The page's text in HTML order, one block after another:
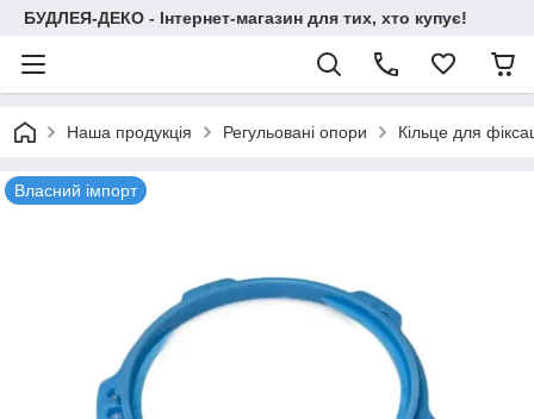
БУДЛЕЯ-ДЕКО - Інтернет-магазин для тих, хто купує!
Наша продукція Регульовані опори Кільце для
Власний імпорт